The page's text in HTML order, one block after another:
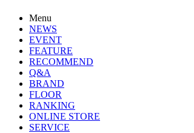
Menu
NEWS
EVENT
FEATURE
RECOMMEND
Q&A
BRAND
FLOOR
RANKING
ONLINE STORE
SERVICE